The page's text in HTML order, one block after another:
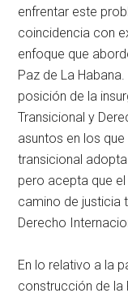
enfrentar este
coincidencia con
enfoque que
Paz de La
posición de la
Transicional y
asuntos en los
transicional
pero acepta que
camino de justicia
Derecho
En lo relativo a la
construcción de la